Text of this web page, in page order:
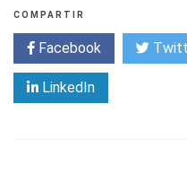
COMPARTIR
Facebook
LinkedIn